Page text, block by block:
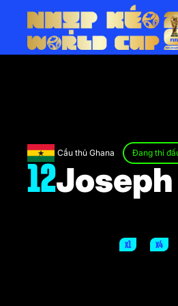
Cầu thủ Ghana Đang thi
12
x1